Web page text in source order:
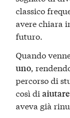
classico
avere chiara
futuro.
Quando
uno,
percorso di
così di
aveva già